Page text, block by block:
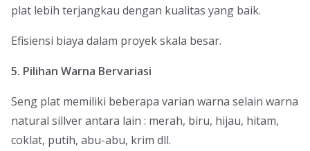
plat lebih terjangkau dengan kualitas yang baik.
Efisiensi biaya dalam proyek skala besar.
5. Pilihan Warna Bervariasi
Seng plat memiliki beberapa varian warna selain warna
natural sillver antara lain : merah, biru, hijau, hitam,
coklat, putih, abu-abu, krim dll.